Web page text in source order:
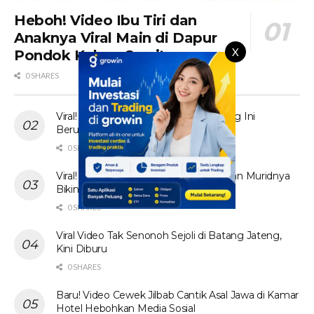
X
Heboh! Video Ibu Tiri dan
Anaknya Viral Main di Dapur
Pondok Kebun Sawit
0 SHARES
Viral! Tante Prank Ojol di Kolam Renang Ini
Berujung Tak Terduga
0 SHARES
Viral! Video Ibu Guru Bahasa Inggris dan Muridnya
Bikin Heboh Jagat Maya
0 SHARES
Viral Video Tak Senonoh Sejoli di Batang Jateng,
Kini Diburu
0 SHARES
Baru! Video Cewek Jilbab Cantik Asal Jawa di Kamar
Hotel Hebohkan Media Sosial